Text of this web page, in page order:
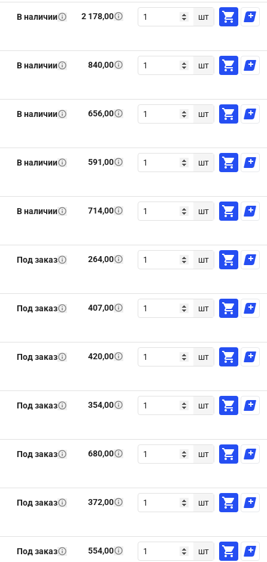
В наличии 2 178,00 шт
В наличии 840,00 шт
В наличии 656,00 шт
В наличии 591,00 шт
В наличии 714,00 шт
Под заказ 264,00 шт
Под заказ 407,00 шт
Под заказ 420,00 шт
Под заказ 354,00 шт
Под заказ 680,00 шт
Под заказ 372,00 шт
Под заказ 554,00 шт